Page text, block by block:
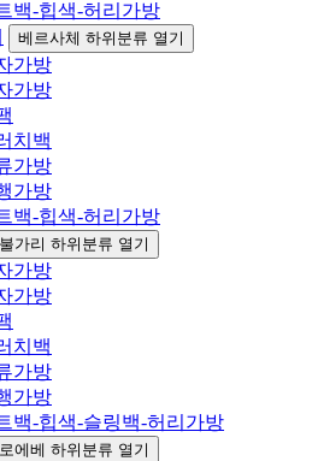
백-힙색-허리가방
베르사체 하위분류 열기
가방
가방
치백
가방
가방
백-힙색-허리가방
불가리 하위분류 열기
가방
가방
치백
가방
가방
백-힙색-슬링백-허리가방
로에베 하위분류 열기